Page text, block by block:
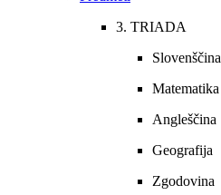
3. TRIADA
Slovenščina
Matematika
Angleščina
Geografija
Zgodovina